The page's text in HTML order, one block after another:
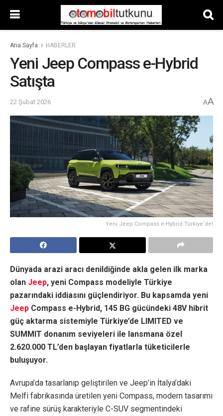
Ana Sayfa HABERLER
Yeni Jeep Compass e-Hybrid
Satışta
22 Şubat 2026 AA
Yeni Jeep Compass e-Hybrid Türkiye’de!
Dünyada arazi aracı denildiğinde akla gelen ilk marka
olan Jeep, yeni Compass modeliyle Türkiye
pazarındaki iddiasını güçlendiriyor. Bu kapsamda yeni
Jeep Compass e-Hybrid, 145 BG gücündeki 48V hibrit
güç aktarma sistemiyle Türkiye’de LIMITED ve
SUMMIT donanım seviyeleri ile lansmana özel
2.620.000 TL’den başlayan fiyatlarla tüketicilerle
buluşuyor.
Avrupa’da tasarlanıp geliştirilen ve Jeep’in İtalya’daki
Melfi fabrikasında üretilen yeni Compass, modern tasarımı
ve rafine sürüş karakteriyle C-SUV segmentindeki